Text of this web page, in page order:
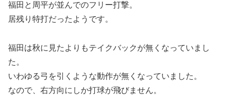
福田と周平が並んでのフリー打撃。
居残り特打だったようです。
福田は秋に見たよりもテイクバックが無くなっていまし
た。
いわゆる弓を引くような動作が無くなっていました。
なので、右方向にしか打球が飛びません。